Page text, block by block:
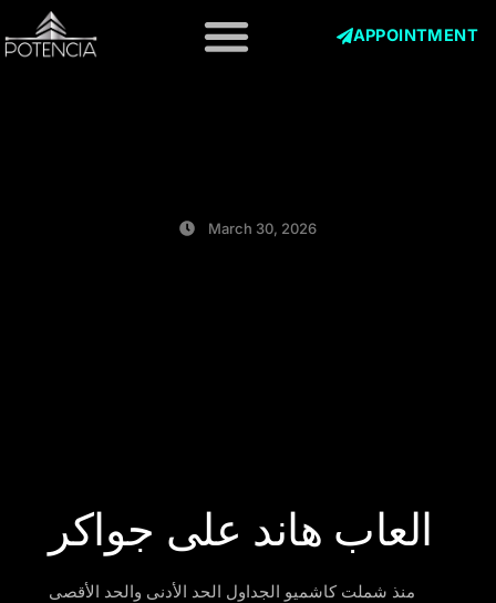
to
content
APPOINTMENT
March 30, 2026
العاب هاند على جواكر
منذ شملت كاشميو الجداول الحد الأدنى والحد الأقصى